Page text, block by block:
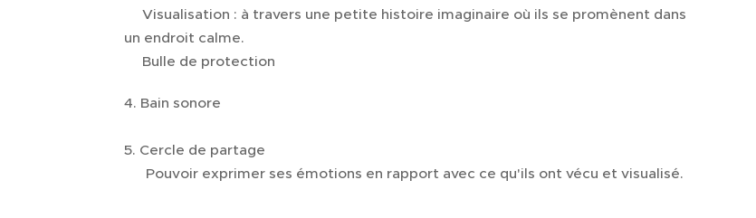
✨️Visualisation : à travers une petite histoire imaginaire où ils se promènent dans
un endroit calme.
✨️Bulle de protection
4. Bain sonore
5. Cercle de partage
✨️Pouvoir exprimer ses émotions en rapport avec ce qu'ils ont vécu et visualisé.